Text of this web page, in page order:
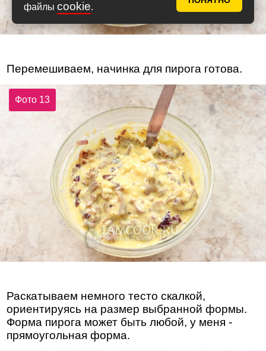
файлы cookie.
Перемешиваем, начинка для пирога готова.
Фото 13
Раскатываем немного тесто скалкой,
ориентируясь на размер выбранной формы.
Форма пирога может быть любой, у меня -
прямоугольная форма.